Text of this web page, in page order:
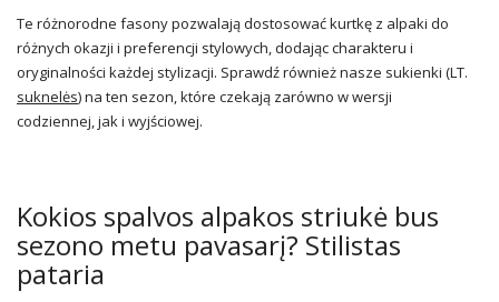
Te różnorodne fasony pozwalają dostosować kurtkę z alpaki do
różnych okazji i preferencji stylowych, dodając charakteru i
oryginalności każdej stylizacji. Sprawdź również nasze sukienki (LT.
suknelės) na ten sezon, które czekają zarówno w wersji
codziennej, jak i wyjściowej.
Kokios spalvos alpakos striukė bus
sezono metu pavasarį? Stilistas
pataria